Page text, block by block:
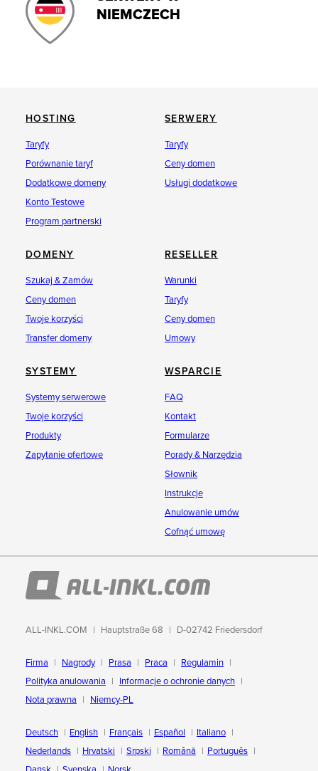
NIEMCZECH
HOSTING
Taryfy
Porównanie taryf
Dodatkowe domeny
Konto Testowe
Program partnerski
SERWERY
Taryfy
Ceny domen
Usługi dodatkowe
DOMENY
Szukaj & Zamów
Ceny domen
Twoje korzyści
Transfer domeny
RESELLER
Warunki
Taryfy
Ceny domen
Umowy
SYSTEMY
Systemy serwerowe
Twoje korzyści
Produkty
Zapytanie ofertowe
WSPARCIE
FAQ
Kontakt
Formularze
Porady & Narzędzia
Słownik
Instrukcje
Anulowanie umów
Cofnąć umowę
ALL-INKL.COM Hauptstraße 68 D-02742 Friedersdorf
Firma Nagrody Prasa Praca
Regulamin
Polityka anulowania
Informacje o ochronie danych
Nota prawna
Niemcy-PL
Deutsch English Français Español
Italiano
Nederlands
Hrvatski Srpski Română
Português